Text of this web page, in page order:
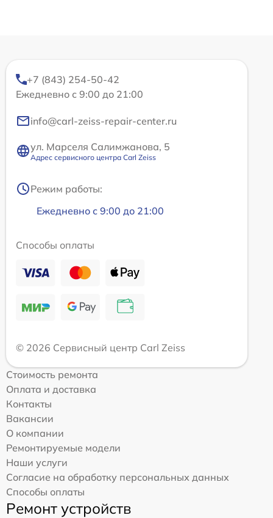
+7 (843) 254-50-42
Ежедневно с 9:00 до 21:00
info@carl-zeiss-repair-center.ru
ул. Марселя Салимжанова, 5
Адрес сервисного центра Carl Zeiss
Режим работы:
Ежедневно с 9:00 до 21:00
Способы оплаты
© 2026 Сервисный центр Carl Zeiss
Стоимость ремонта
Оплата и доставка
Контакты
Вакансии
О компании
Ремонтируемые модели
Наши услуги
Согласие на обработку персональных данных
Способы оплаты
Ремонт устройств